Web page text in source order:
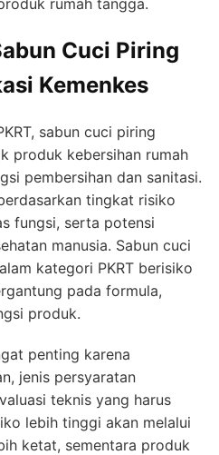
Cuci Piring
Kemenkes
sabun cuci piring
produk kebersihan rumah
pembersihan dan sanitasi.
tingkat risiko
fungsi, serta potensi
manusia. Sabun cuci
kategori PKRT berisiko
pada formula,
produk.
penting karena
jenis persyaratan
teknis yang harus
lebih tinggi akan melalui
ketat, sementara produk